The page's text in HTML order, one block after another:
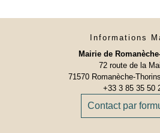
Informations
Mairie de
72 route de la
71570 Romanèche-
+33 3 85 35 50
Contact par